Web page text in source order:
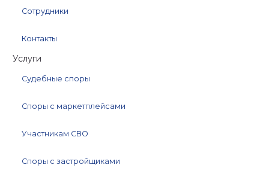
Сотрудники
Контакты
Услуги
Судебные споры
Споры с маркетплейсами
Участникам СВО
Споры с застройщиками